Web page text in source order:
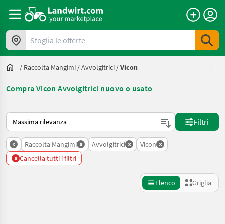
Sfoglia le offerte
/ Raccolta Mangimi /Avvolgitrici /Vicon
Compra Vicon Avvolgitrici nuovo o usato
Ecco come viene ordinato su Landwirt.com
Filtri
x Raccolta Mangimi x Avvolgitrici x Vicon x
x Cancella tutti i filtri
Elenco Griglia